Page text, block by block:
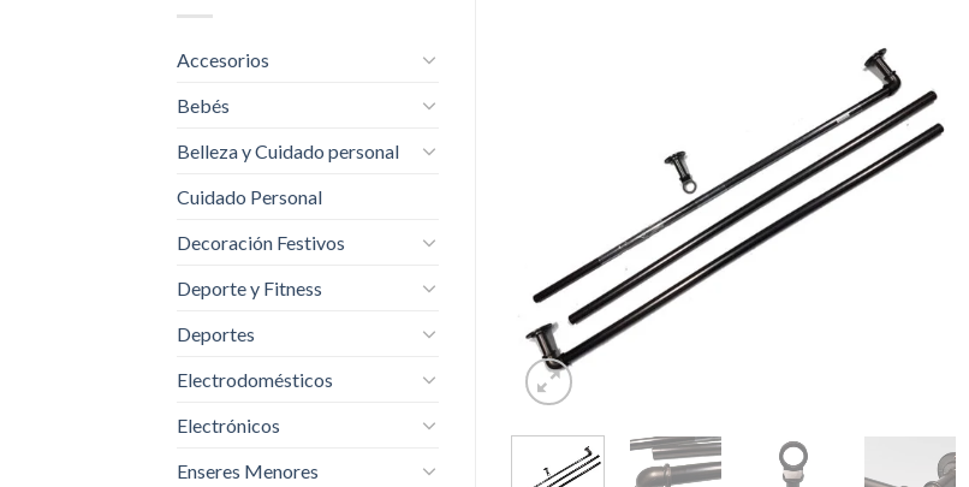
Accesorios
Bebés
Belleza y Cuidado personal
Cuidado Personal
Decoración Festivos
Deporte y Fitness
Deportes
Electrodomésticos
Electrónicos
Enseres Menores
Añadir
a la
lista de
deseos